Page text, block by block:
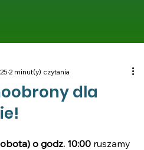
dla
2 minut(y) czytania
o godz. 10:00 ruszamy